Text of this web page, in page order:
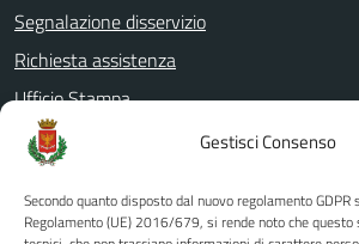
Gestisci Consenso
Secondo quanto disposto dal nuovo regolamento
Regolamento (UE) 2016/679, si rende noto che
Segnalazione disservizio
Richiesta assistenza
Ufficio Stampa
Amministrazione Trasparente
Albo pretorio
Informativa privacy